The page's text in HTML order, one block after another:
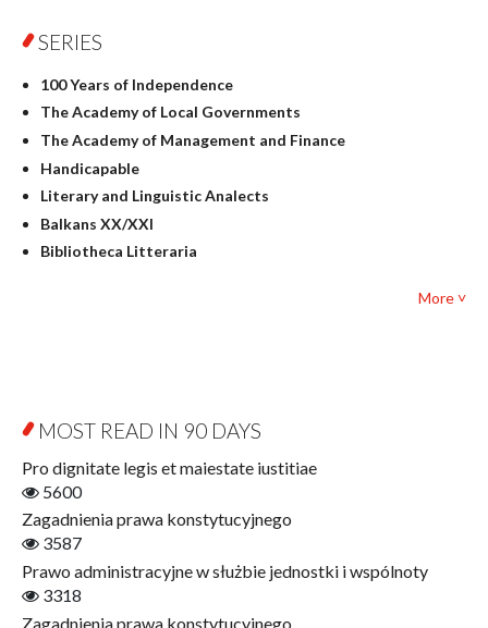
Geography
Linguistics
Judaica
Culture and art
Literary Studies
Mathematics
Pedagogy
Textbooks for foreigners
Open Access
SERIES
100 Years of Independence
The Academy of Local Governments
The Academy of Management and Finance
Handicapable
Literary and Linguistic Analects
Balkans XX/XXI
Bibliotheca Litteraria
Film! Scholars
Finance
Gerontology
Literary Interpretations
More ˅
MOST READ IN 90 DAYS
Pro dignitate legis et maiestate iustitiae
5600
Zagadnienia prawa konstytucyjnego
3587
Prawo administracyjne w służbie jednostki i wspólnoty
3318
Zagadnienia prawa konstytucyjnego